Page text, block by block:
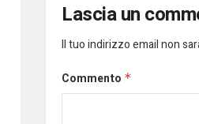
Lascia un
Il tuo indirizzo email non
Commento *